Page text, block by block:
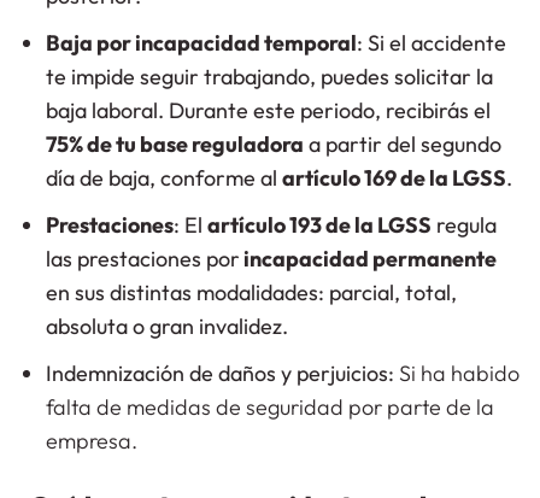
Baja por incapacidad temporal: Si el accidente
te impide seguir trabajando, puedes solicitar la
baja laboral. Durante este periodo, recibirás el
75% de tu base reguladora a partir del segundo
día de baja, conforme alartículo 169 de la LGSS.
Prestaciones: Elartículo 193 de la LGSS regula
las prestaciones por incapacidad permanente
en sus distintas modalidades: parcial, total,
absoluta o gran invalidez.
Indemnización de daños y perjuicios: Si ha habido
falta de medidas de seguridad por parte de la
empresa.